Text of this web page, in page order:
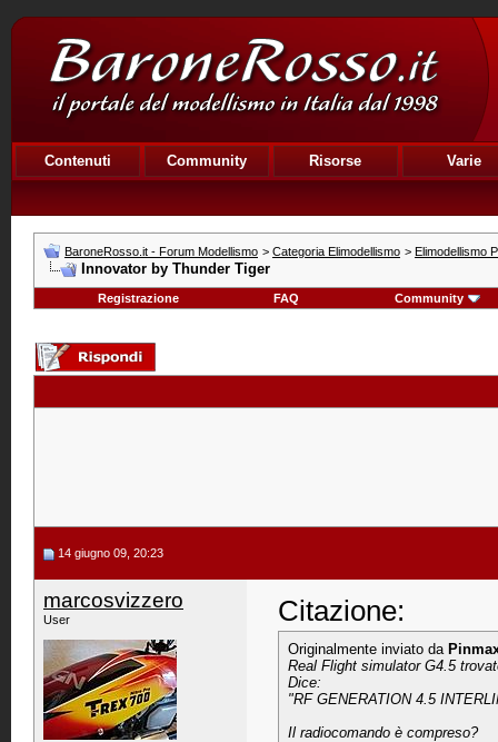
Contenuti Community Risorse Varie
BaroneRosso.it - Forum Modellismo > Categoria Elimodellismo > Elimodellismo
Innovator by Thunder Tiger
Registrazione FAQ Community
14 giugno 09, 20:23
marcosvizzero
User Citazione:
Originalmente inviato da
Real Flight simulator G4.5
Dice:
"RF GENERATION 4.5
Il radiocomando è compreso?